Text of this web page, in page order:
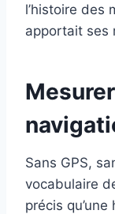
l’histoire des
apportait ses
Sans GPS,
vocabulaire
précis qu’une